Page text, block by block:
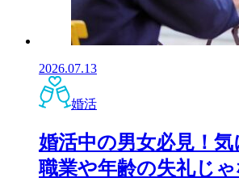
2026.07.13
婚活
婚活中の男女必見！
職業や年齢の失礼じ